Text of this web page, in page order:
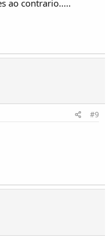
ao contrario.....
#9